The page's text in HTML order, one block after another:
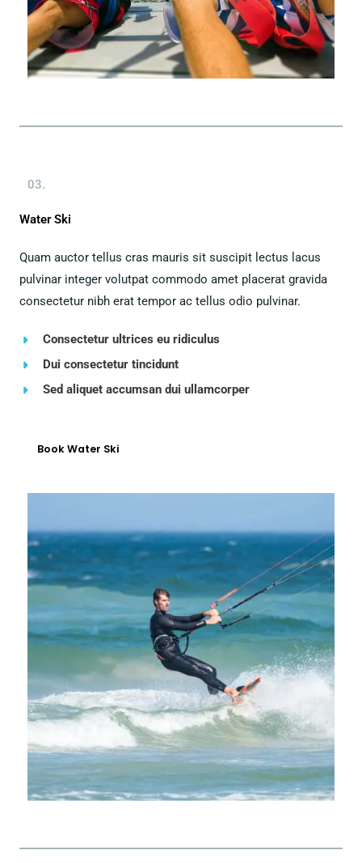
03.
Water Ski
Quam auctor tellus cras mauris sit suscipit lectus lacus
pulvinar integer volutpat commodo amet placerat gravida
consectetur nibh erat tempor ac tellus odio pulvinar.
Consectetur ultrices eu ridiculus
Dui consectetur tincidunt
Sed aliquet accumsan dui ullamcorper
Book Water Ski